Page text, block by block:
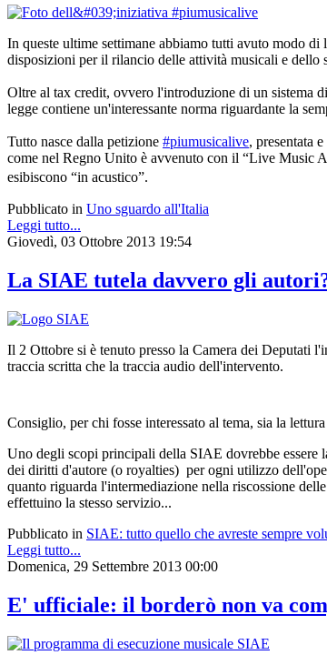
In queste ultime settimane abbiamo tutti avuto modo
disposizioni per il rilancio delle attività musicali e dello
Oltre al tax credit, ovvero l'introduzione di un sistema
legge contiene un'interessante norma riguardante la
Tutto nasce dalla petizione #piumusicalive, presentata
come nel Regno Unito è avvenuto con il “Live Music
esibiscono “in acustico”.
Pubblicato in Uno sguardo all'Italia
Leggi tutto...
Giovedì, 03 Ottobre 2013 19:54
La SIAE tutela davvero gli
Il 2 Ottobre si è tenuto presso la Camera dei Deputati
traccia scritta che la traccia audio dell'intervento.
Consiglio, per chi fosse interessato al tema, sia la
Uno degli scopi principali della SIAE dovrebbe essere
dei diritti d'autore (o royalties) per ogni utilizzo
quanto riguarda l'intermediazione nella riscossione
effettuino la stesso servizio...
Pubblicato in SIAE: tutto quello che avreste sempre
Leggi tutto...
Domenica, 29 Settembre 2013 00:00
E' ufficiale: il borderò non va